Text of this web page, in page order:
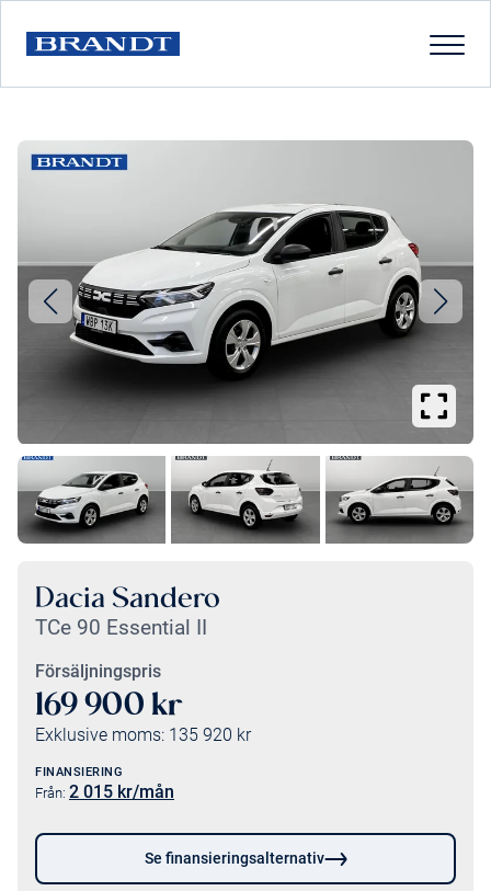
Dacia Sandero
TCe 90 Essential II
Försäljningspris
169 900 kr
Exklusive moms: 135 920 kr
FINANSIERING
Från: 2 015 kr/mån
Se finansieringsalternativ
Se
större
bilder